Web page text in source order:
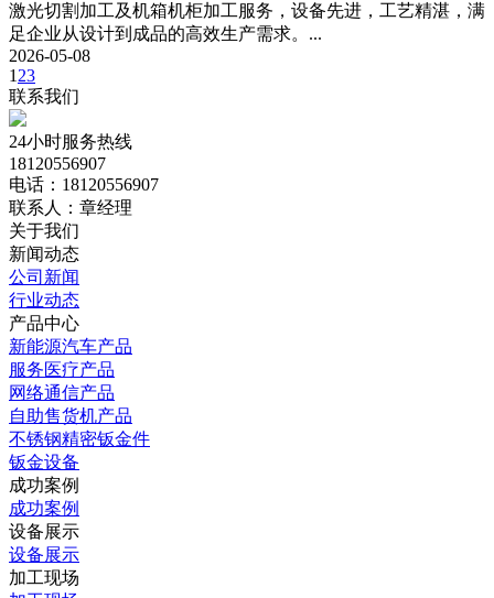
激光切割加工及机箱机柜加工服务，设备先进，工艺精湛，满
足企业从设计到成品的高效生产需求。...
2026-05-08
1 23
联系我们
24小时服务热线
18120556907
电话：18120556907
联系人：章经理
关于我们
新闻动态
公司新闻
行业动态
产品中心
新能源汽车产品
服务医疗产品
网络通信产品
自助售货机产品
不锈钢精密钣金件
钣金设备
成功案例
成功案例
设备展示
设备展示
加工现场